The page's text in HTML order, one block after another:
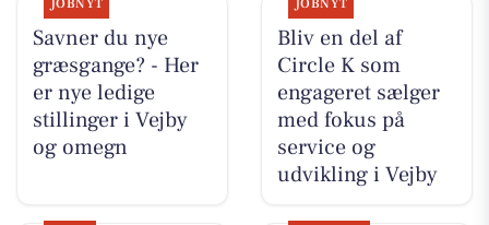
JOBNYT
Savner du nye
græsgange? - Her
er nye ledige
stillinger i Vejby
og omegn
JOBNYT
Bliv en del af
Circle K som
engageret sælger
med fokus på
service og
udvikling i Vejby